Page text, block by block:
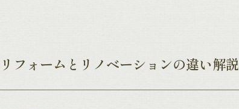
リフォームとリノベーションの違い解説